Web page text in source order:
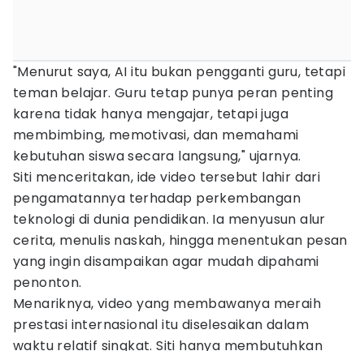
"Menurut saya, AI itu bukan pengganti guru, tetapi
teman belajar. Guru tetap punya peran penting
karena tidak hanya mengajar, tetapi juga
membimbing, memotivasi, dan memahami
kebutuhan siswa secara langsung," ujarnya.
Siti menceritakan, ide video tersebut lahir dari
pengamatannya terhadap perkembangan
teknologi di dunia pendidikan. Ia menyusun alur
cerita, menulis naskah, hingga menentukan pesan
yang ingin disampaikan agar mudah dipahami
penonton.
Menariknya, video yang membawanya meraih
prestasi internasional itu diselesaikan dalam
waktu relatif singkat. Siti hanya membutuhkan